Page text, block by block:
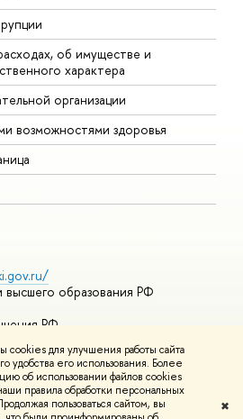
cookies для улучшения работы сайта
его использования. Более
об использовании файлов cookies
правила обработки персональных
пользоваться сайтом, вы
✖
об имуществе и
характера
организации
возможностями здоровья
образования РФ
РФ
курсы
и контактыУсловия